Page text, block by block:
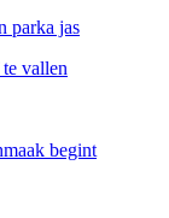
parka jas
vallen
begint